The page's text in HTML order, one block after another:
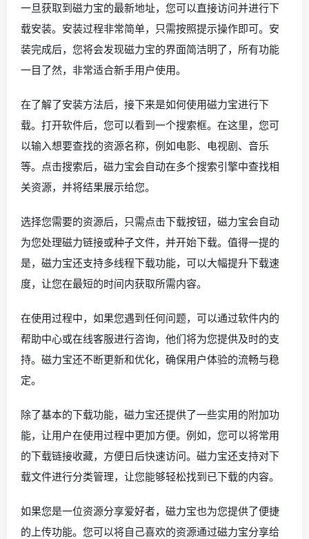
一旦获取到磁力宝的最新地址，您可以直接访问并进行下
载安装。安装过程非常简单，只需按照提示操作即可。安
装完成后，您将会发现磁力宝的界面简洁明了，所有功能
一目了然，非常适合新手用户使用。
在了解了安装方法后，接下来是如何使用磁力宝进行下
载。打开软件后，您可以看到一个搜索框。在这里，您可
以输入想要查找的资源名称，例如电影、电视剧、音乐
等。点击搜索后，磁力宝会自动在多个搜索引擎中查找相
关资源，并将结果展示给您。
选择您需要的资源后，只需点击下载按钮，磁力宝会自动
为您处理磁力链接或种子文件，并开始下载。值得一提的
是，磁力宝还支持多线程下载功能，可以大幅提升下载速
度，让您在最短的时间内获取所需内容。
在使用过程中，如果您遇到任何问题，可以通过软件内的
帮助中心或在线客服进行咨询，他们将为您提供及时的支
持。磁力宝还不断更新和优化，确保用户体验的流畅与稳
定。
除了基本的下载功能，磁力宝还提供了一些实用的附加功
能，让用户在使用过程中更加方便。例如，您可以将常用
的下载链接收藏，方便日后快速访问。磁力宝还支持对下
载文件进行分类管理，让您能够轻松找到已下载的内容。
如果您是一位资源分享爱好者，磁力宝也为您提供了便捷
的上传功能。您可以将自己喜欢的资源通过磁力宝分享给